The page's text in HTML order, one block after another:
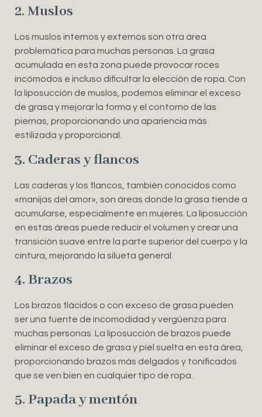
2. Muslos
Los muslos internos y externos son otra área
problemática para muchas personas. La grasa
acumulada en esta zona puede provocar roces
incómodos e incluso dificultar la elección de ropa. Con
la liposucción de muslos, podemos eliminar el exceso
de grasa y mejorar la forma y el contorno de las
piernas, proporcionando una apariencia más
estilizada y proporcional.
3. Caderas y flancos
Las caderas y los flancos, también conocidos como
«manijas del amor», son áreas donde la grasa tiende a
acumularse, especialmente en mujeres. La liposucción
en estas áreas puede reducir el volumen y crear una
transición suave entre la parte superior del cuerpo y la
cintura, mejorando la silueta general.
4. Brazos
Los brazos flácidos o con exceso de grasa pueden
ser una fuente de incomodidad y vergüenza para
muchas personas. La liposucción de brazos puede
eliminar el exceso de grasa y piel suelta en esta área,
proporcionando brazos más delgados y tonificados
que se ven bien en cualquier tipo de ropa.
5. Papada y mentón